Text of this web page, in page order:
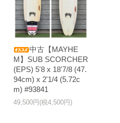
中古【MAYHE
M】SUB SCORCHER
(EPS) 5'8 x 18'7/8 (47.
94cm) x 2'1/4 (5.72c
m) #93841
49,500円(税4,500円)